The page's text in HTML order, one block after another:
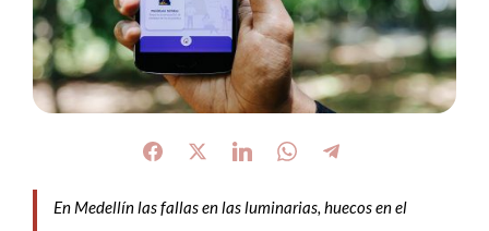
En Medellín las fallas en las luminarias, huecos en el